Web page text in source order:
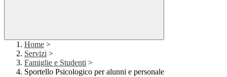
Home >
Servizi >
Famiglie e Studenti >
Sportello Psicologico per alunni e personale